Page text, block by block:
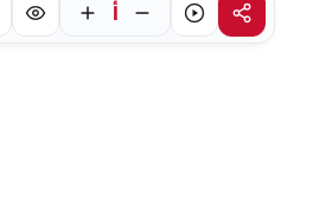
مشاركةاستماع أ تركيز